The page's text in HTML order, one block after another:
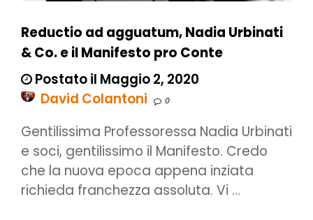
Reductio ad agguatum, Nadia Urbinati
& Co. e il Manifesto pro Conte
Postato il Maggio 2, 2020
David Colantoni
0
Gentilissima Professoressa Nadia Urbinati
e soci, gentilissimo il Manifesto. Credo
che la nuova epoca appena inziata
richieda franchezza assoluta. Vi …